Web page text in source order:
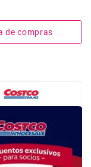
de compras